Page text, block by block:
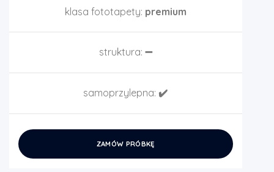
klasa fototapety: premium
struktura: ➖
samoprzylepna: ✔️
ZAMÓW PRÓBKĘ